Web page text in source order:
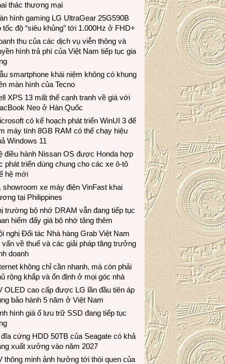
thác thương mại
hình gaming LG UltraGear 25G590B
tốc độ “siêu khủng” tới 1.000Hz ở FHD+
thu của các dịch vụ viễn thông và
hình trả phí của Việt Nam tiếp tục gia
smartphone khái niệm không có khung
màn hình của Tecno
XPS 13 mất thế cạnh tranh về giá với
Neo ở Hàn Quốc
có kế hoạch phát triển WinUI 3 để
máy tính 8GB RAM có thể chạy hiệu
Windows 11
điều hành Nissan OS được Honda hợp
phát triển dùng chung cho các xe ô-tô
hệ mới
showroom xe máy điện VinFast khai
tại Philippines
trường bộ nhớ DRAM vẫn đang tiếp tục
hiếm đẩy giá bộ nhớ tăng thêm
nghị Đối tác Nhà hàng Grab Việt Nam
về thuế và các giải pháp tăng trưởng
doanh
không chỉ cần nhanh, mà còn phải
rộng khắp và ổn định ở mọi góc nhà
OLED cao cấp được LG lần đầu tiên áp
bảo hành 5 năm ở Việt Nam
hình giá ổ lưu trữ SSD đang tiếp tục
cứng HDD 50TB của Seagate có khả
xuất xưởng vào năm 2027
thông minh ảnh hưởng tới thói quen của